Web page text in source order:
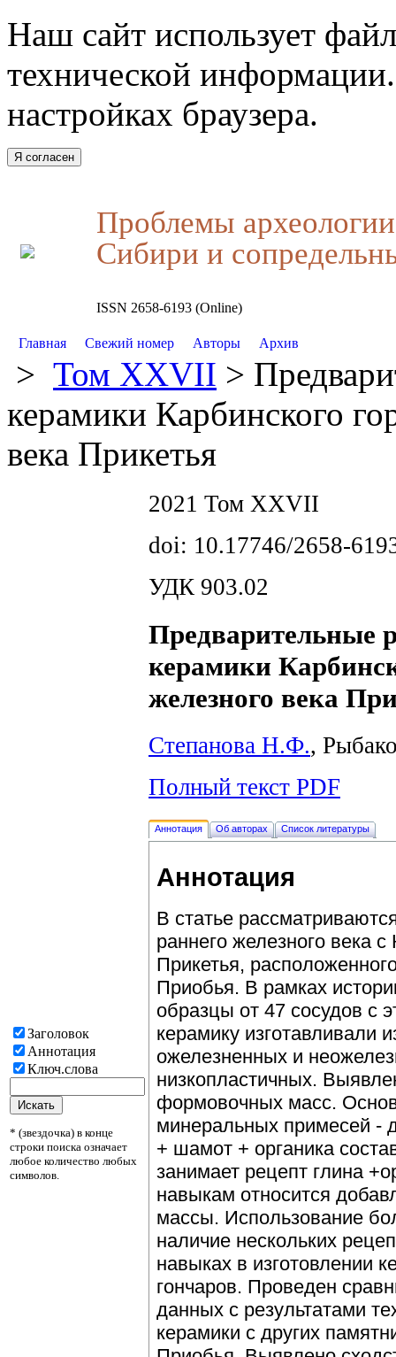
Наш сайт использует
технической
настройках браузера.
Я согласен
Проблемы
Сибири и
ISSN 2658-6193 (Online)
Главная Свежий номер Авторы Архив
> Том XXVII >
керамики Карбинского
века Прикетья
Заголовок
Аннотация
Ключ.слова
* (звездочка) в конце
строки поиска означает
любое количество любых
символов.
2021 Том XXVII
doi: 10.17746/2658-
УДК 903.02
Предварительные
керамики
железного века
Степанова Н.Ф.,
Полный текст PDF
Аннотация Об авторах Список литературы
Аннотация
В статье
раннего железного века
Прикетья,
Приобья. В рамках
образцы от 47 сосудов с
керамику изготавливали
ожелезненных и
низкопластичных.
формовочных масс.
минеральных примесей -
+ шамот + органика
занимает рецепт глина
навыкам относится
массы. Использование
наличие нескольких
навыках в изготовлении
гончаров. Проведен
данных с результатами
керамики с других